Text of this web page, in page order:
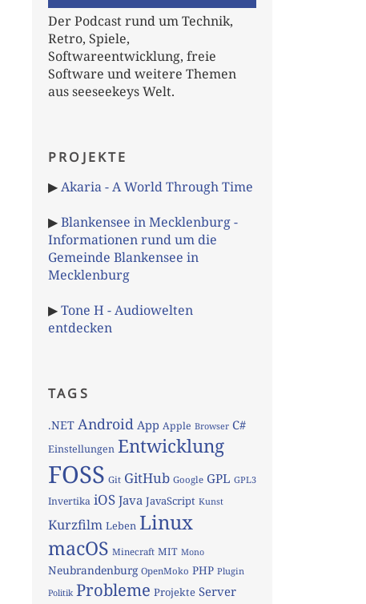
Der Podcast rund um Technik,
Retro, Spiele,
Softwareentwicklung, freie
Software und weitere Themen
aus seeseekeys Welt.
PROJEKTE
▶Akaria - A World Through Time
▶Blankensee in Mecklenburg -
Informationen rund um die
Gemeinde Blankensee in
Mecklenburg
▶Tone H - Audiowelten
entdecken
TAGS
.NET Android App Apple Browser C#
Einstellungen Entwicklung
FOSS Git GitHub Google GPL GPL3
Invertika iOS Java JavaScript Kunst
Kurzfilm Leben Linux
macOS Minecraft MIT Mono
Neubrandenburg OpenMoko PHP Plugin
Politik Probleme Projekte Server